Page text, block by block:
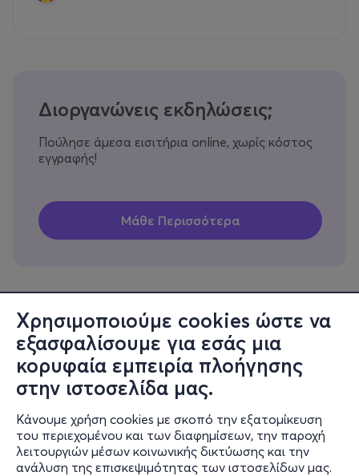
Χρησιμοποιούμε cookies ώστε να
εξασφαλίσουμε για εσάς μια
κορυφαία εμπειρία πλοήγησης
στην ιστοσελίδα μας.
Κάνουμε χρήση cookies με σκοπό την εξατομίκευση
του περιεχομένου και των διαφημίσεων, την παροχή
λειτουργιών μέσων κοινωνικής δικτύωσης και την
ανάλυση της επισκεψιμότητας των ιστοσελίδων μας.
Διοργανώνεις εκδηλώσεις;
Πούλησε άμεσα εισιτήρια online, χωρίς κόστος
εγγραφής!
Πληροφορίες
Υποστήριξη
Stay Connected